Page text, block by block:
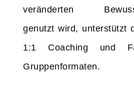
veränderten
genutzt wird, unterstützt
1:1 Coaching und
Gruppenformaten.